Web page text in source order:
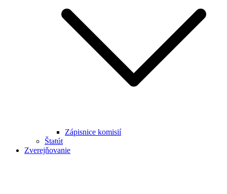
Zápisnice komisií
Štatút
Zverejňovanie